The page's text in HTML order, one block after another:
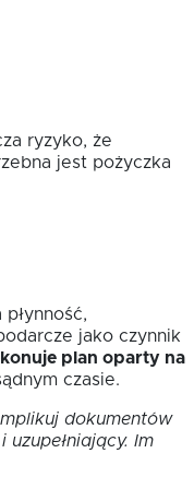
ryzyko, że
jest pożyczka
jako czynnik
plan oparty na
czasie.
dokumentów
Im